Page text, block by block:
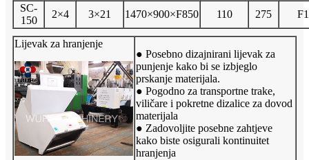
SC-
150
2×4 3×21 1470×900×F850 110 275
Lijevak za hranjenje
● Posebno dizajnirani lijevak za
punjenje kako bi se izbjeglo
prskanje materijala.
● Pogodno za transportne trake,
viličare i pokretne dizalice za dovod
materijala
● Zadovoljite posebne zahtjeve
kako biste osigurali kontinuitet
hranjenja